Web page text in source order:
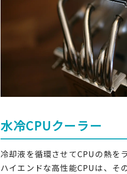
水冷CPUクーラー
冷却液を循環させてCPUの熱を
ハイエンドな高性能CPUは、そ